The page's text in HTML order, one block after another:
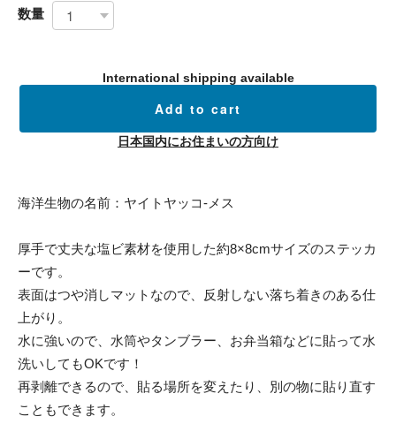
数量
International shipping available
Add to cart
日本国内にお住まいの方向け
海洋生物の名前：ヤイトヤッコ-メス
厚手で丈夫な塩ビ素材を使用した約8×8cmサイズのステッカ
ーです。
表面はつや消しマットなので、反射しない落ち着きのある仕
上がり。
水に強いので、水筒やタンブラー、お弁当箱などに貼って水
洗いしてもOKです！
再剥離できるので、貼る場所を変えたり、別の物に貼り直す
こともできます。